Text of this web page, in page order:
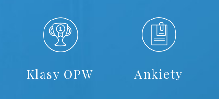
Klasy OPW Ankiety